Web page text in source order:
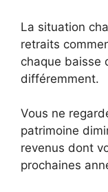
La situation
retraits
chaque baisse
différemment.
Vous ne
patrimoine
revenus dont
prochaines